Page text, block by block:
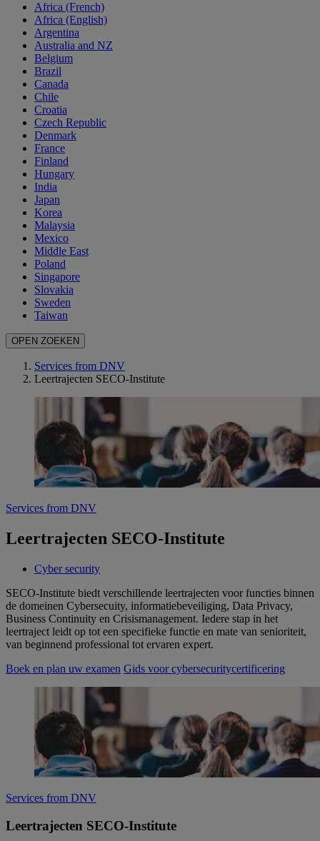
Africa (French)
Africa (English)
Argentina
Australia and NZ
Belgium
Brazil
Canada
Chile
Croatia
Czech Republic
Denmark
France
Finland
Hungary
India
Japan
Korea
Malaysia
Mexico
Middle East
Poland
Singapore
Slovakia
Sweden
Taiwan
OPEN ZOEKEN
Services from DNV
Leertrajecten SECO-Institute
Services from DNV
Leertrajecten SECO-Institute
Cyber security
SECO-Institute biedt verschillende leertrajecten voor functies binnen
de domeinen Cybersecuity, informatiebeveiliging, Data Privacy,
Business Continuity en Crisismanagement. Iedere stap in het
leertraject leidt op tot een specifieke functie en mate van senioriteit,
van beginnend professional tot ervaren expert.
Boek en plan uw examen Gids voor cybersecuritycertificering
Services from DNV
Leertrajecten SECO-Institute